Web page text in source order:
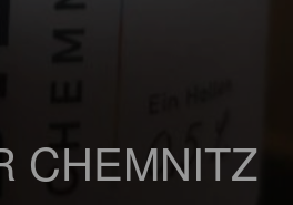
CHEMNITZ